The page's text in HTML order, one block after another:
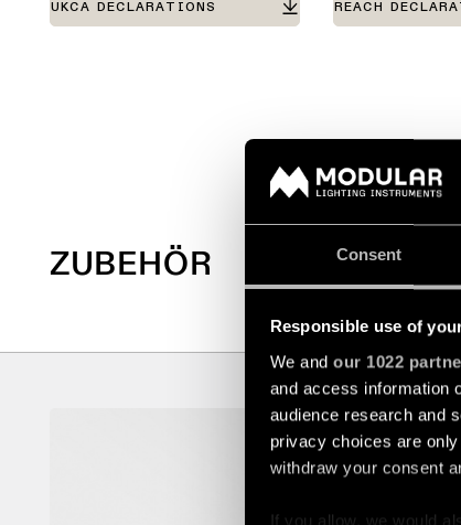
Consent
Responsible use of
We and our 1022
and access information
audience research and
privacy choices are
withdraw your consent
If you allow, we would
UKCA DECLARATIONS REACH
ZUBEHÖR